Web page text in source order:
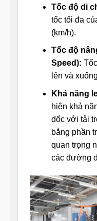
Tốc độ di
tốc tối đa
(km/h).
Tốc độ
Speed):
lên và
Khả năng
hiện khả
dốc với tải
bằng phần
quan trọng
các đường